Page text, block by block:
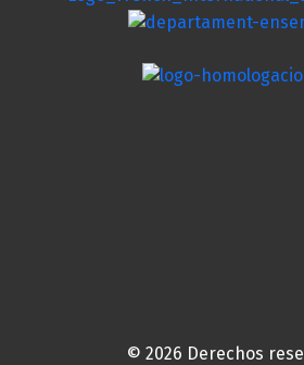
© 2026 Derechos